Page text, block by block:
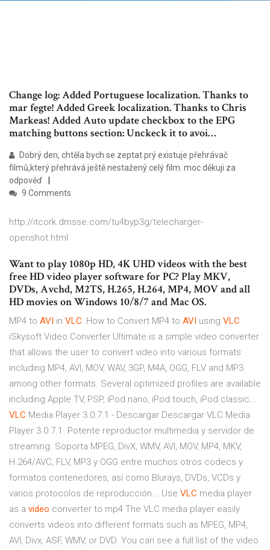
Change log: Added Portuguese localization. Thanks to
mar fegte! Added Greek localization. Thanks to Chris
Markeas! Added Auto update checkbox to the EPG
matching buttons section: Unckeck it to avoi…
Dobrý den, chtěla bych se zeptat prý existuje přehrávač
filmů,který přehrává ještě nestažený celý film. moc děkuji za
odpověď
9 Comments
http://itcork.dmsse.com/tu4byp3g/telecharger-
openshot.html
Want to play 1080p HD, 4K UHD videos with the best
free HD video player software for PC? Play MKV,
DVDs, Avchd, M2TS, H.265, H.264, MP4, MOV and all
HD movies on Windows 10/8/7 and Mac OS.
MP4 to AVI in VLC: How to Convert MP4 to AVI using VLC
iSkysoft Video Converter Ultimate is a simple video converter
that allows the user to convert video into various formats
including MP4, AVI, MOV, WAV, 3GP, M4A, OGG, FLV and MP3
among other formats. Several optimized profiles are available
including Apple TV, PSP, iPod nano, iPod touch, iPod classic...
VLC Media Player 3.0.7.1 - Descargar Descargar VLC Media
Player 3.0.7.1. Potente reproductor multimedia y servidor de
streaming. Soporta MPEG, DivX, WMV, AVI, MOV, MP4, MKV,
H.264/AVC, FLV, MP3 y OGG entre muchos otros codecs y
formatos contenedores, así como Blurays, DVDs, VCDs y
varios protocolos de reproducción... Use VLC media player
as a video converter to mp4 The VLC media player easily
converts videos into different formats such as MPEG, MP4,
AVI, Divx, ASF, WMV, or DVD. You can see a full list of the video